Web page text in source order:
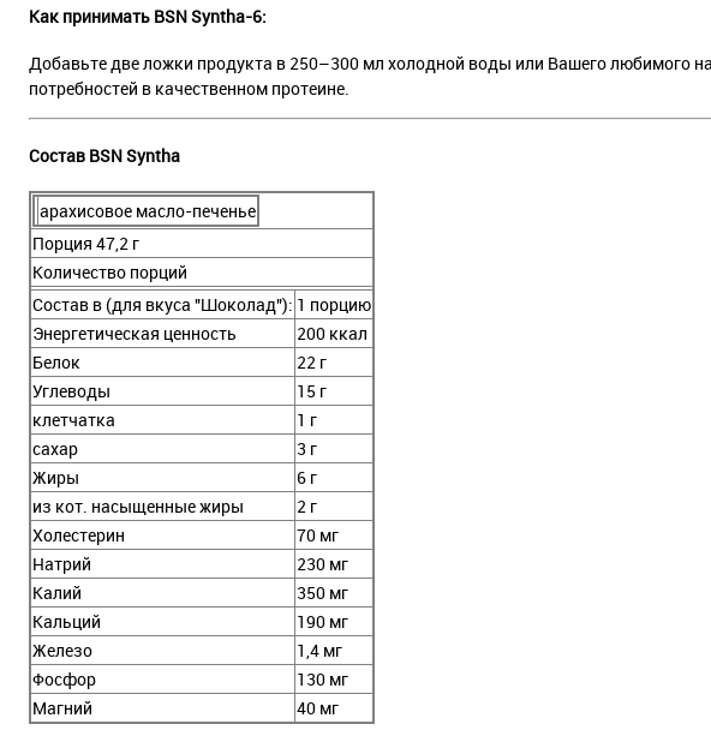
Как принимать BSN Syntha-6:
Добавьте две ложки продукта в 250–300 мл холодной воды или Вашего любимого
потребностей в качественном протеине.
Состав BSN Syntha
арахисовое масло-печенье
Порция 47,2 г
Количество порций
Состав в (для вкуса "Шоколад"): 1 порцию
Энергетическая ценность
200 ккал
Белок
22 г
Углеводы
15 г
клетчатка
1 г
сахар
3 г
Жиры
6 г
из кот. насыщенные жиры
2 г
Холестерин
70 мг
Натрий
230 мг
Калий
350 мг
Кальций
190 мг
Железо
1,4 мг
Фосфор
130 мг
Магний
40 мг